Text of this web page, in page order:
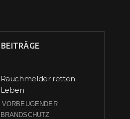
Rauchmelder retten
Leben
VORBEUGENDER
BRANDSCHUTZ